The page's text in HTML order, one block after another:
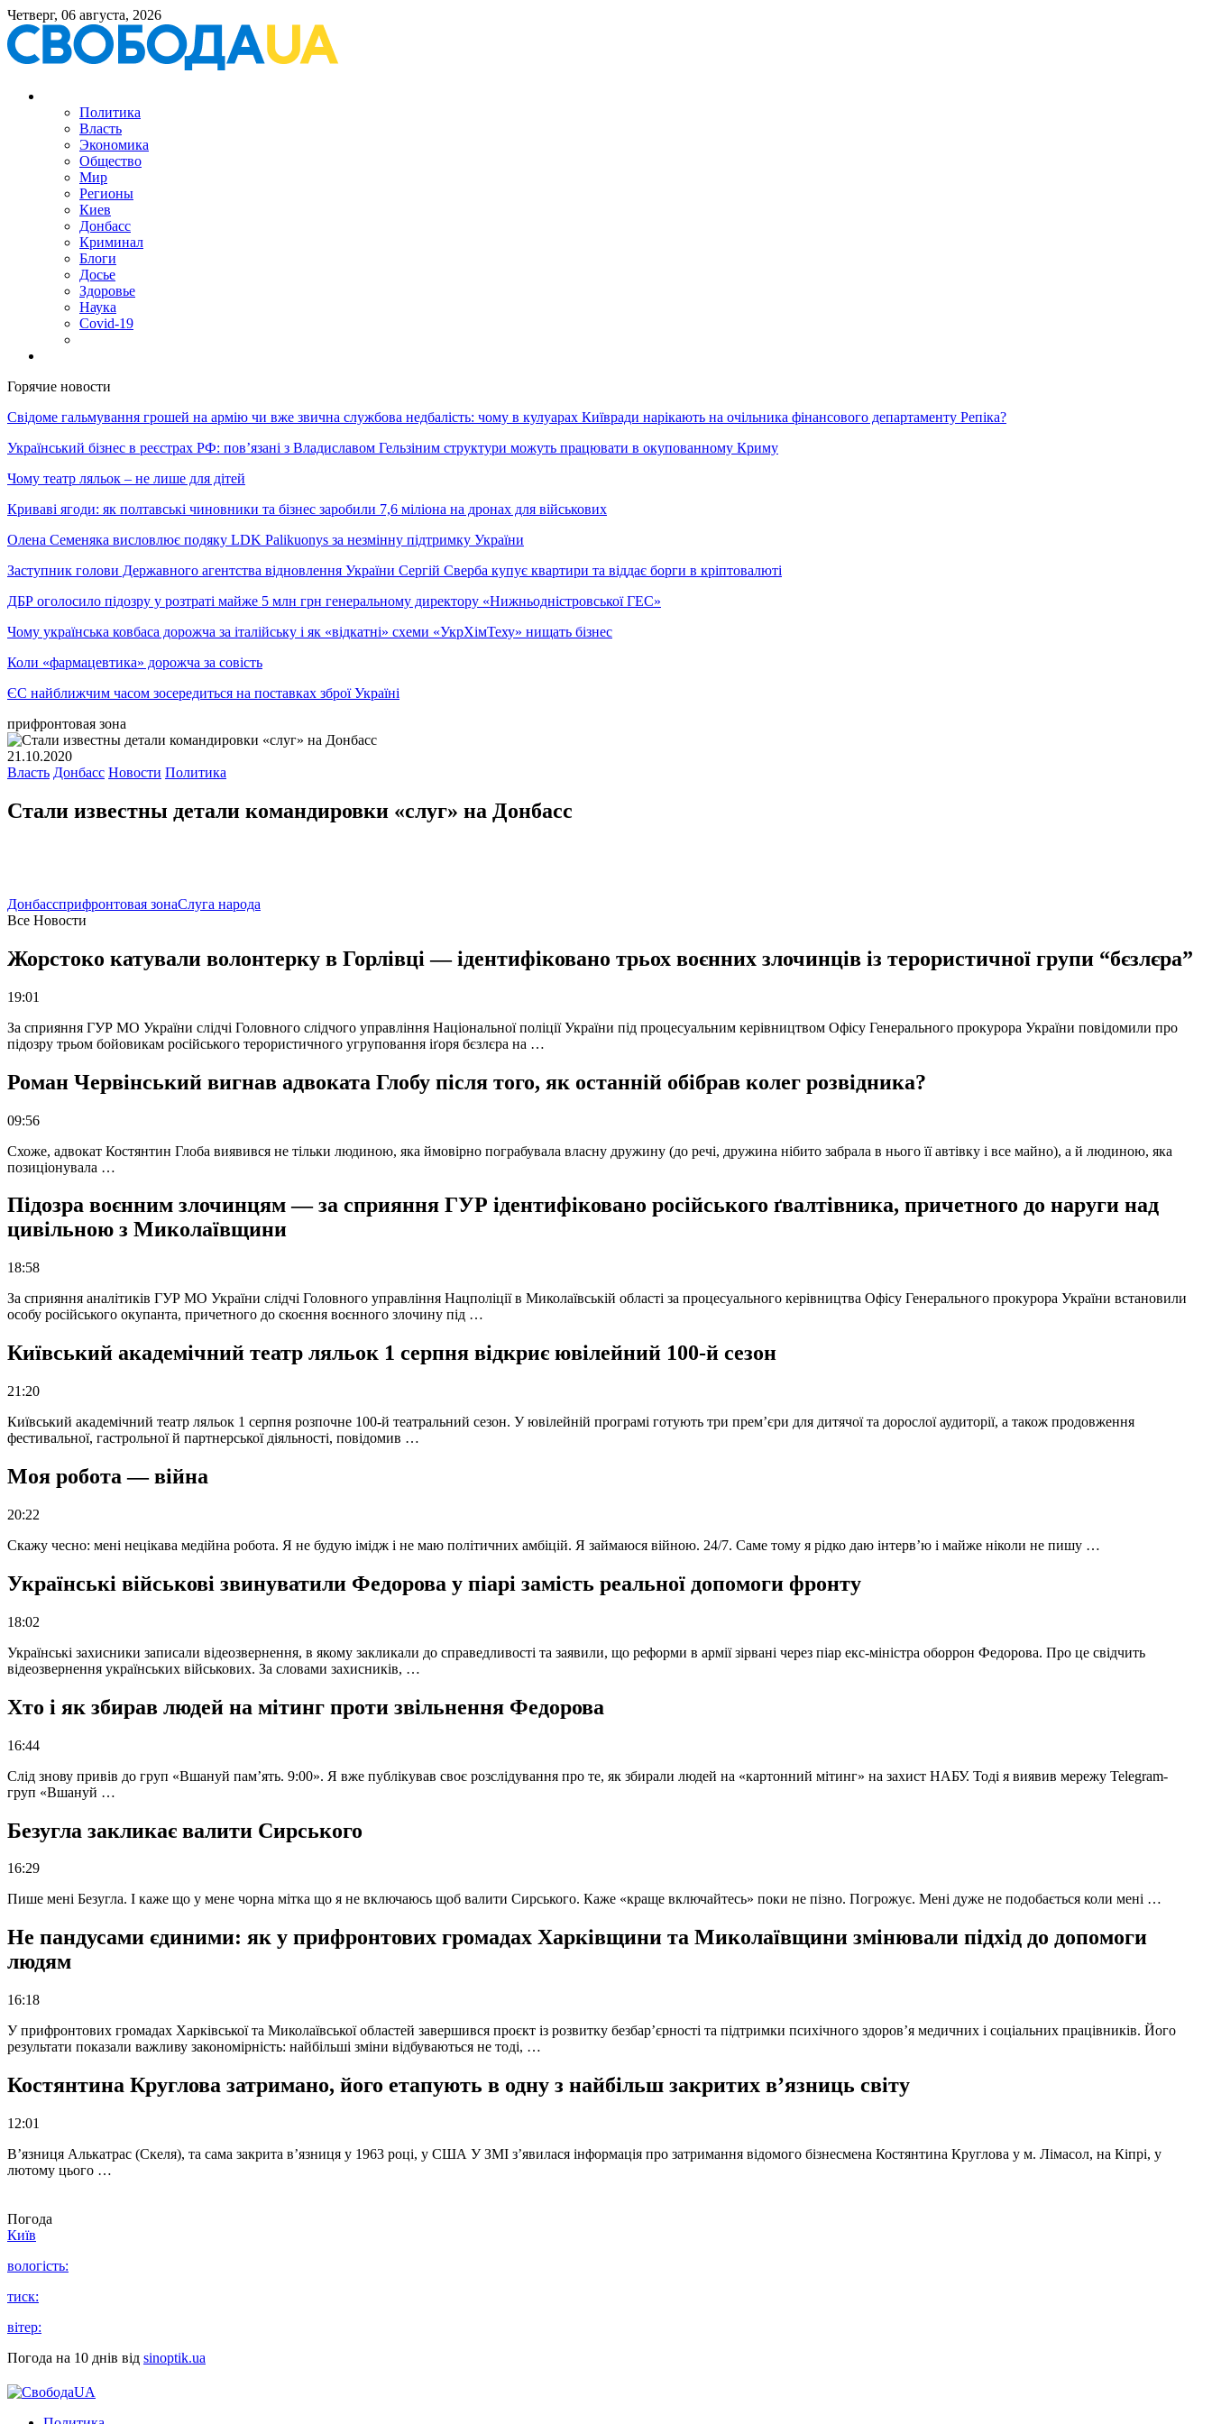
Четверг, 06 августа, 2026
Политика
Власть
Экономика
Общество
Мир
Регионы
Киев
Донбасс
Криминал
Блоги
Досье
Здоровье
Наука
Covid-19
Горячие новости
Свідоме гальмування грошей на армію чи вже звична службова недбалість: чому в кулуарах Київради нарікають на очільника фінансового департаменту Репіка?
Український бізнес в реєстрах РФ: пов’язані з Владиславом Гельзіним структури можуть працювати в окупованному Криму
Чому театр ляльок – не лише для дітей
Криваві ягоди: як полтавські чиновники та бізнес заробили 7,6 міліона на дронах для військових
Олена Семеняка висловлює подяку LDK Palikuonys за незмінну підтримку України
Заступник голови Державного агентства відновлення України Сергій Сверба купує квартири та віддає борги в кріптовалюті
ДБР оголосило підозру у розтраті майже 5 млн грн генеральному директору «Нижньодністровської ГЕС»
Чому українська ковбаса дорожча за італійську і як «відкатні» схеми «УкрХімТеху» нищать бізнес
Коли «фармацевтика» дорожча за совість
ЄС найближчим часом зосередиться на поставках зброї Україні
прифронтовая зона
21.10.2020
Власть Донбасс Новости Политика
Стали известны детали командировки «слуг» на Донбасс
Донбассприфронтовая зонаСлуга народа
Все Новости
Жорстоко катували волонтерку в Горлівці — ідентифіковано трьох воєнних злочинців із терористичної групи “бєзлєра”
19:01
За сприяння ГУР МО України слідчі Головного слідчого управління Національної поліції України під процесуальним керівництвом Офісу Генерального прокурора України повідомили про
підозру трьом бойовикам російського терористичного угруповання іґоря бєзлєра на …
Роман Червінський вигнав адвоката Глобу після того, як останній обібрав колег розвідника?
09:56
Схоже, адвокат Костянтин Глоба виявився не тільки людиною, яка ймовірно пограбувала власну дружину (до речі, дружина нібито забрала в нього її автівку і все майно), а й людиною, яка
позиціонувала …
Підозра воєнним злочинцям — за сприяння ГУР ідентифіковано російського ґвалтівника, причетного до наруги над
цивільною з Миколаївщини
18:58
За сприяння аналітиків ГУР МО України слідчі Головного управління Нацполіції в Миколаївській області за процесуального керівництва Офісу Генерального прокурора України встановили
особу російського окупанта, причетного до скоєння воєнного злочину під …
Київський академічний театр ляльок 1 серпня відкриє ювілейний 100-й сезон
21:20
Київський академічний театр ляльок 1 серпня розпочне 100-й театральний сезон. У ювілейній програмі готують три прем’єри для дитячої та дорослої аудиторії, а також продовження
фестивальної, гастрольної й партнерської діяльності, повідомив …
Моя робота — війна
20:22
Скажу чесно: мені нецікава медійна робота. Я не будую імідж і не маю політичних амбіцій. Я займаюся війною. 24/7. Саме тому я рідко даю інтерв’ю і майже ніколи не пишу …
Українські військові звинуватили Федорова у піарі замість реальної допомоги фронту
18:02
Українські захисники записали відеозвернення, в якому закликали до справедливості та заявили, що реформи в армії зірвані через піар екс-міністра оборрон Федорова. Про це свідчить
відеозвернення українських військових. За словами захисників, …
Хто і як збирав людей на мітинг проти звільнення Федорова
16:44
Слід знову привів до груп «Вшануй пам’ять. 9:00». Я вже публікував своє розслідування про те, як збирали людей на «картонний мітинг» на захист НАБУ. Тоді я виявив мережу Telegram-
груп «Вшануй …
Безугла закликає валити Сирського
16:29
Пише мені Безугла. І каже що у мене чорна мітка що я не включаюсь щоб валити Сирського. Каже «краще включайтесь» поки не пізно. Погрожує. Мені дуже не подобається коли мені …
Не пандусами єдиними: як у прифронтових громадах Харківщини та Миколаївщини змінювали підхід до допомоги
людям
16:18
У прифронтових громадах Харківської та Миколаївської областей завершився проєкт із розвитку безбар’єрності та підтримки психічного здоров’я медичних і соціальних працівників. Його
результати показали важливу закономірність: найбільші зміни відбуваються не тоді, …
Костянтина Круглова затримано, його етапують в одну з найбільш закритих в’язниць світу
12:01
В’язниця Алькатрас (Скеля), та сама закрита в’язниця у 1963 році, у США У ЗМІ з’явилася інформація про затримання відомого бізнесмена Костянтина Круглова у м. Лімасол, на Кіпрі, у
лютому цього …
Погода
Київ
вологість:
тиск:
вітер:
Погода на 10 днів від sinoptik.ua